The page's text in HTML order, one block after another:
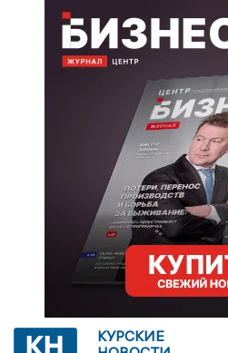
КУРСКИЕ